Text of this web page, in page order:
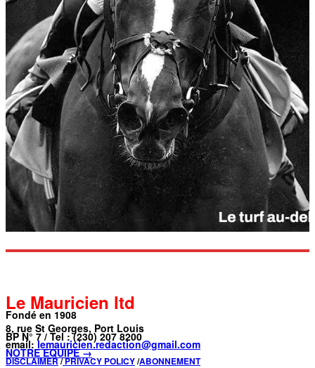
Le Mauricien ltd
Fondé en 1908
8, rue St Georges, Port Louis
BP N° 7 / Tel : (230) 207 8200
email: lemauricien.redaction@gmail.com
NOTRE ÉQUIPE →
DISCLAIMER/PRIVACY POLICY/ABONNEMENT